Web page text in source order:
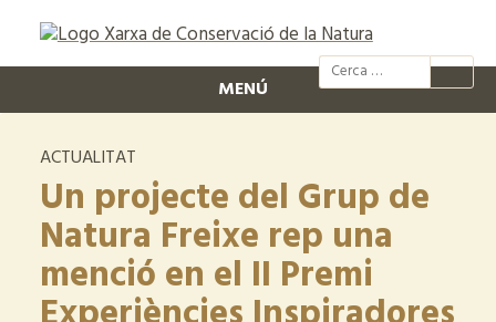
@xcn.cat
MENÚ
ACTUALITAT
Un projecte del Grup de
Natura Freixe rep una
menció en el II Premi